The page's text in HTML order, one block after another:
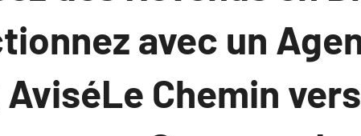
avec un
Chemin